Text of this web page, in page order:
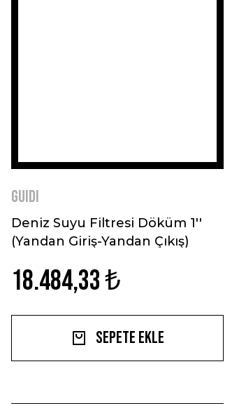
GUIDI
Deniz Suyu Filtresi Döküm 1''
(Yandan Giriş-Yandan Çıkış)
18.484,33 ₺
Sepete Ekle